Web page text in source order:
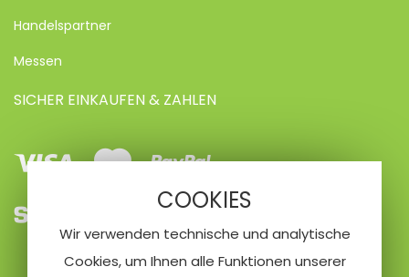
COOKIES
Wir verwenden technische und analytische
Cookies, um Ihnen alle Funktionen unserer
Handelspartner
Messen
SICHER EINKAUFEN & ZAHLEN
VisaMastercard
Paypal
Lastschrifteinzug
VorkasseKreditkarte